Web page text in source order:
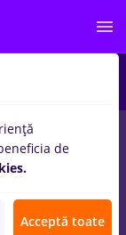
inStrainatate
Medicina
de
Acceptă toate